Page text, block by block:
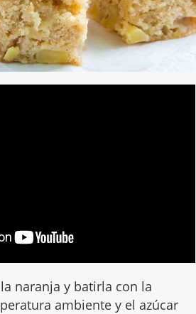
naranja y batirla con la
ambiente y el azúcar